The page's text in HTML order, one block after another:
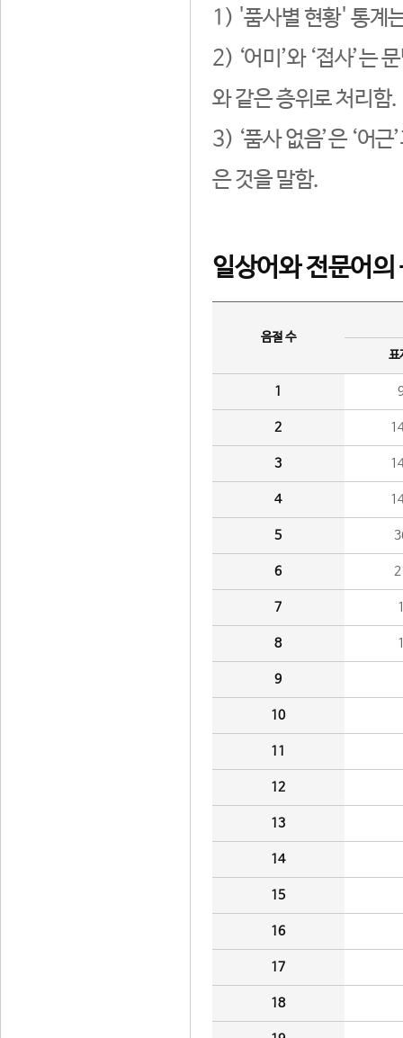
1) '품사별 현황' 통계
2) ‘어미’와 ‘접사’는
와 같은 층위로 처리함.
3) ‘품사 없음’은 ‘어
은 것을 말함.
일상어와 전문어의
음절 수
표
1
2
3
4
5
6
7
8
9
10
11
12
13
14
15
16
17
18